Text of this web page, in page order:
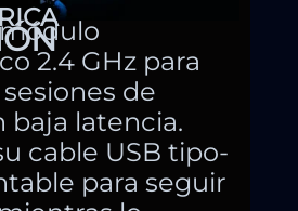
2.4 GHz para
de
baja latencia.
cable USB tipo-
para seguir